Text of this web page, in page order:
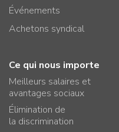
Événements
Achetons syndical
Ce qui nous importe
Meilleurs salaires et
avantages sociaux
Élimination de
la discrimination